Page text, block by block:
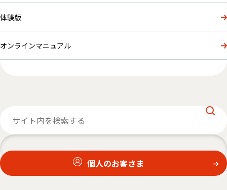
体験版
オンラインマニュアル
個人のお客さま